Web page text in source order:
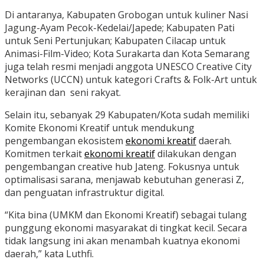
Di antaranya, Kabupaten Grobogan untuk kuliner Nasi
Jagung-Ayam Pecok-Kedelai/Japede; Kabupaten Pati
untuk Seni Pertunjukan; Kabupaten Cilacap untuk
Animasi-Film-Video; Kota Surakarta dan Kota Semarang
juga telah resmi menjadi anggota UNESCO Creative City
Networks (UCCN) untuk kategori Crafts & Folk-Art untuk
kerajinan dan seni rakyat.
Selain itu, sebanyak 29 Kabupaten/Kota sudah memiliki
Komite Ekonomi Kreatif untuk mendukung
pengembangan ekosistem ekonomi kreatifdaerah.
Komitmen terkaitekonomi kreatifdilakukan dengan
pengembangan creative hub Jateng. Fokusnya untuk
optimalisasi sarana, menjawab kebutuhan generasi Z,
dan penguatan infrastruktur digital.
“Kita bina (UMKM dan Ekonomi Kreatif) sebagai tulang
punggung ekonomi masyarakat di tingkat kecil. Secara
tidak langsung ini akan menambah kuatnya ekonomi
daerah,” kata Luthfi.